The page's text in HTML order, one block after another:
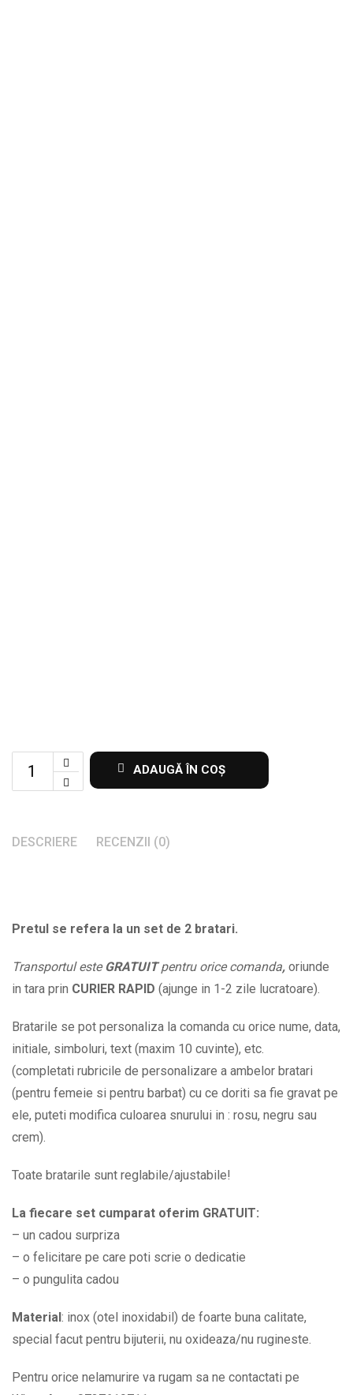
Set
pentru
initiale
la
BPC051
quantity
ADAUGĂ ÎN COȘ
DESCRIERE RECENZII (0)
Pretul se refera la un set de 2 bratari.
Transportul esteGRATUITpentru orice comanda, oriunde
in tara prin CURIER RAPID (ajunge in 1-2 zile lucratoare).
Bratarile se pot personaliza la comanda cu orice nume, data,
initiale, simboluri, text (maxim 10 cuvinte), etc.
(completati rubricile de personalizare a ambelor bratari
(pentru femeie si pentru barbat) cu ce doriti sa fie gravat pe
ele, puteti modifica culoarea snurului in : rosu, negru sau
crem).
Toate bratarile sunt reglabile/ajustabile!
La fiecare set cumparat oferim GRATUIT:
– un cadou surpriza
– o felicitare pe care poti scrie o dedicatie
– o pungulita cadou
Material : inox (otel inoxidabil) de foarte buna calitate,
special facut pentru bijuterii, nu oxideaza/nu rugineste.
Pentru orice nelamurire va rugam sa ne contactati pe